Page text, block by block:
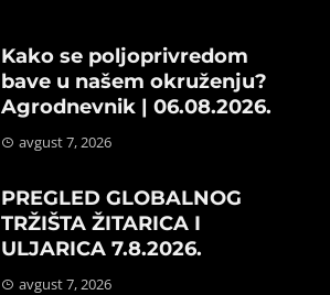
Kako se poljoprivredom
bave u našem okruženju?
Agrodnevnik | 06.08.2026.
avgust 7, 2026
PREGLED GLOBALNOG
TRŽIŠTA ŽITARICA I
ULJARICA 7.8.2026.
avgust 7, 2026